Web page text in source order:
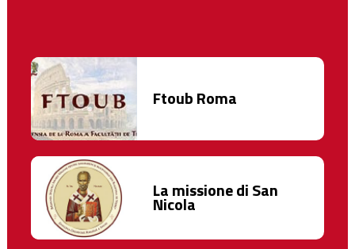
Ftoub Roma
La missione di San
Nicola